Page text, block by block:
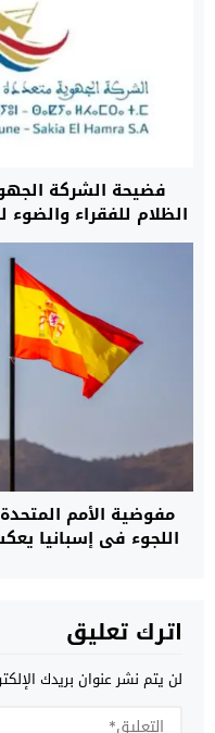
فضيحة الشركة
الظلام للفقراء والضوء
اللجوء في إسبانيا
اترك تعليق
لن يتم نشر عنوان بريدك